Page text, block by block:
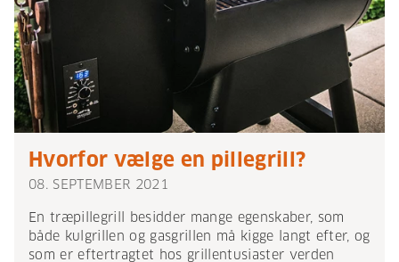
Hvorfor vælge en pillegrill?
08. SEPTEMBER 2021
En træpillegrill besidder mange egenskaber, som
både kulgrillen og gasgrillen må kigge langt efter, og
som er eftertragtet hos grillentusiaster verden